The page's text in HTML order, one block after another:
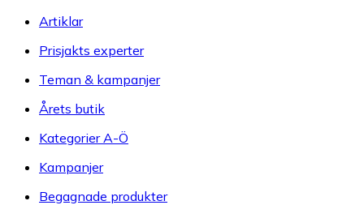
Artiklar
Prisjakts experter
Teman & kampanjer
Årets butik
Kategorier A-Ö
Kampanjer
Begagnade produkter